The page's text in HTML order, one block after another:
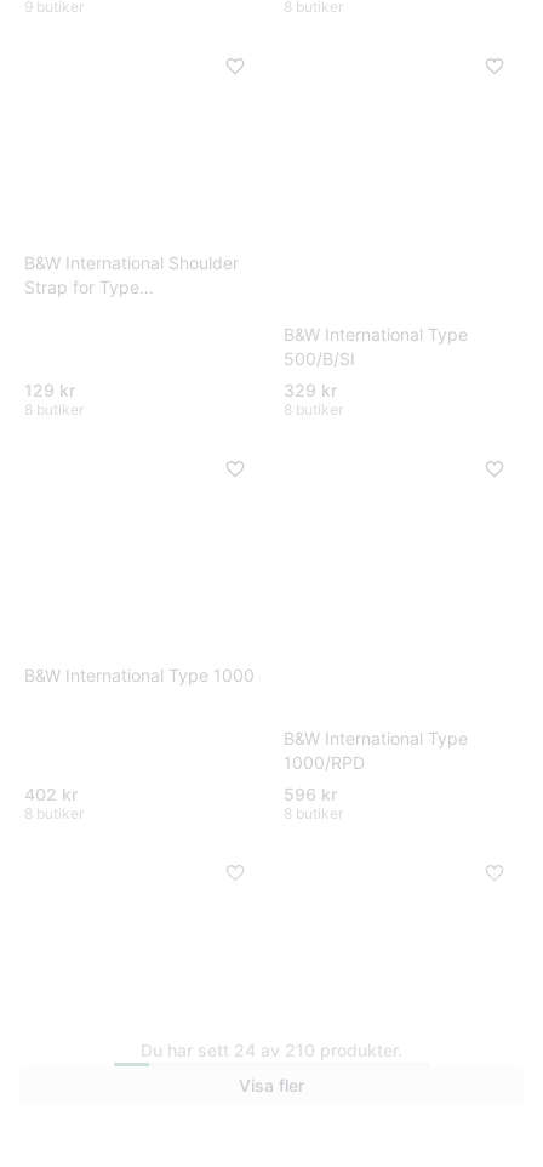
9 butiker 8 butiker
B&W International Shoulder
Strap for Type
129 kr
8 butiker
B&W International Type
500/B/SI
329 kr
8 butiker
B&W International Type 1000
402 kr
8 butiker
B&W International Type
1000/RPD
596 kr
8 butiker
B&W International Type 500
Du har sett 24 av 210 produkter.
Visa fler